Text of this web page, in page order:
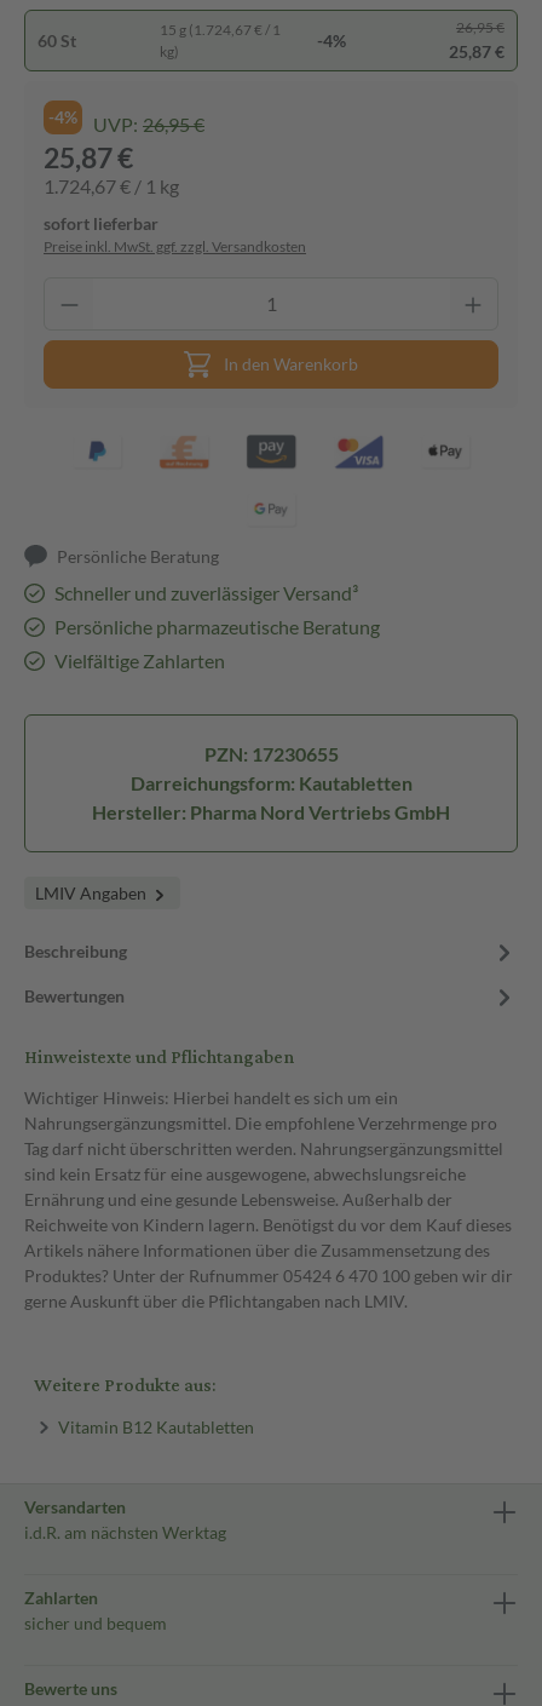
60 St
15 g (1.724,67 € / 1
kg)
-4%
26,95 €
25,87 €
-4% UVP: 26,95 €
25,87 €
1.724,67 € / 1 kg
sofort lieferbar
Preise inkl. MwSt. ggf. zzgl. Versandkosten
In den Warenkorb
Persönliche Beratung
Schneller und zuverlässiger Versand³
Persönliche pharmazeutische Beratung
Vielfältige Zahlarten
PZN: 17230655
Darreichungsform: Kautabletten
Hersteller: Pharma Nord Vertriebs GmbH
LMIV Angaben
Beschreibung
Bewertungen
Hinweistexte und Pflichtangaben
Wichtiger Hinweis: Hierbei handelt es sich um ein
Nahrungsergänzungsmittel. Die empfohlene Verzehrmenge pro
Tag darf nicht überschritten werden. Nahrungsergänzungsmittel
sind kein Ersatz für eine ausgewogene, abwechslungsreiche
Ernährung und eine gesunde Lebensweise. Außerhalb der
Reichweite von Kindern lagern. Benötigst du vor dem Kauf dieses
Artikels nähere Informationen über die Zusammensetzung des
Produktes? Unter der Rufnummer 05424 6 470 100 geben wir dir
gerne Auskunft über die Pflichtangaben nach LMIV.
Weitere Produkte aus:
Vitamin B12 Kautabletten
Versandarten
i.d.R. am nächsten Werktag
Zahlarten
sicher und bequem
Bewerte uns